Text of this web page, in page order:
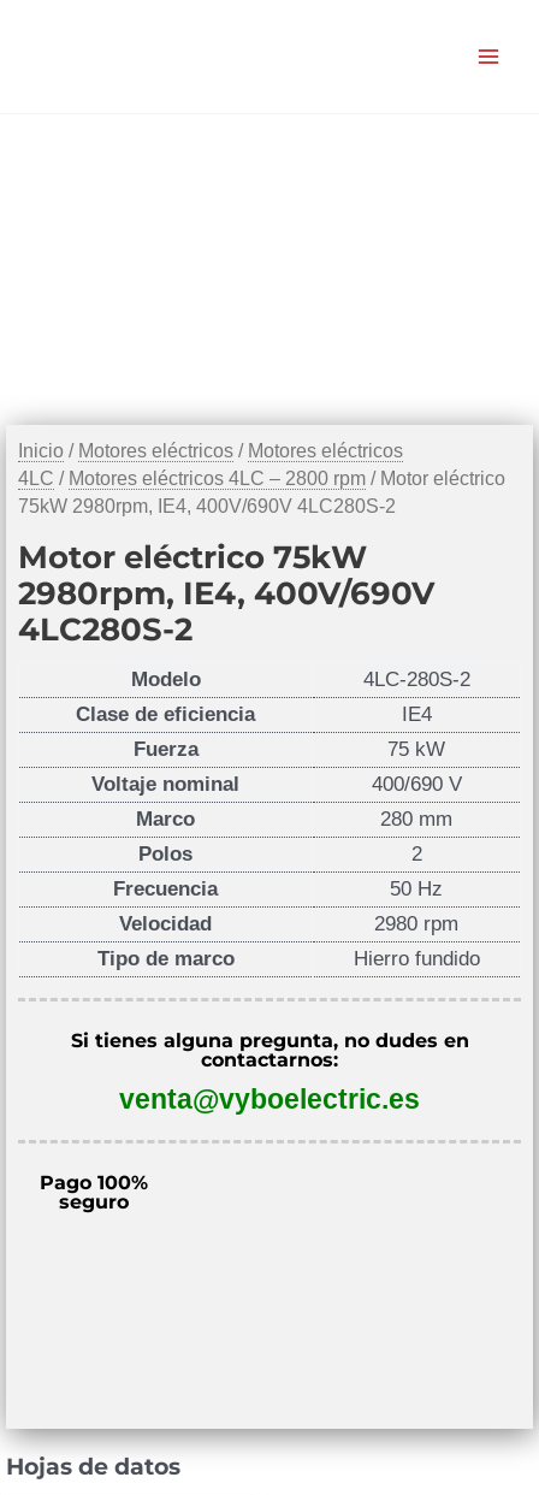
Inicio / Motores eléctricos / Motores eléctricos
4LC / Motores eléctricos 4LC – 2800 rpm / Motor eléctrico
75kW 2980rpm, IE4, 400V/690V 4LC280S-2
Motor eléctrico 75kW
2980rpm, IE4, 400V/690V
4LC280S-2
Modelo
4LC-280S-2
Clase de eficiencia
IE4
Fuerza
75 kW
Voltaje nominal
400/690 V
Marco
280 mm
Polos
2
Frecuencia
50 Hz
Velocidad
2980 rpm
Tipo de marco
Hierro fundido
Si tienes alguna pregunta, no dudes en
contactarnos:
venta@vyboelectric.es
Pago 100%
seguro
Hojas de datos